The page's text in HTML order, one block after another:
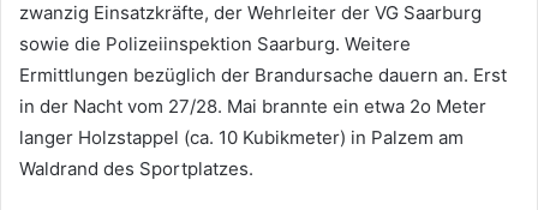
zwanzig Einsatzkräfte, der Wehrleiter der VG Saarburg
sowie die Polizeiinspektion Saarburg. Weitere
Ermittlungen bezüglich der Brandursache dauern an. Erst
in der Nacht vom 27/28. Mai brannte ein etwa 2o Meter
langer Holzstappel (ca. 10 Kubikmeter) in Palzem am
Waldrand des Sportplatzes.